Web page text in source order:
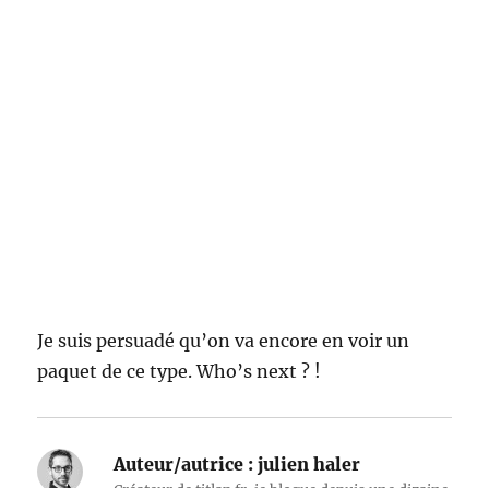
Je suis persuadé qu’on va encore en voir un
paquet de ce type. Who’s next ? !
Auteur/autrice : julien haler